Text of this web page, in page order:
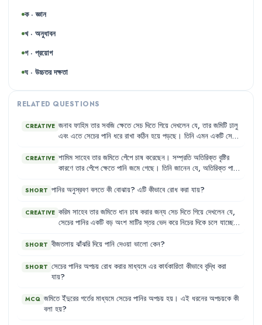
ক · জ্ঞান
খ · অনুধাবন
গ · প্রয়োগ
ঘ · উচ্চতর দক্ষতা
RELATED QUESTIONS
CREATIVE জনাব ফাহিম তার সবজি ক্ষেতে সেচ দিতে গিয়ে দেখলেন যে, তার জমিটি ঢালু
এবং এতে সেচের পানি ধরে রাখা কঠিন হয়ে পড়ছে । তিনি এমন একটি সেচ
কমাতে সাহায্য করবে।
CREATIVE শামিম সাহেব তার জমিতে পেঁপে চাষ করেছেন । সম্প্রতি অতিরিক্ত বৃষ্টির
কারণে তার পেঁপে ক্ষেতে পানি জমে গেছে । তিনি জানেন যে, অতিরিক্ত পানি
এই অতিরিক্ত পানি অপসারণের উপায় খুঁজছেন।
SHORT পানির অনুস্রবণ বলতে কী বোঝায়? এটি কীভাবে রোধ করা যায়?
CREATIVE করিম সাহেব তার জমিতে ধান চাষ করার জন্য সেচ দিতে গিয়ে দেখলেন যে,
সেচের পানির একটি বড় অংশ মাটির স্তর ভেদ করে নিচের দিকে চলে যাচ্ছে
যাচ্ছে এবং পানির অপচয় হচ্ছে। তিনি এই সমস্যা
SHORT বীজতলায় ঝাঁঝরি দিয়ে পানি দেওয়া ভালো কেন?
SHORT সেচের পানির অপচয় রোধ করার মাধ্যমে এর কার্যকারিতা কীভাবে বৃদ্ধি করা
যায়?
MCQ জমিতে ইঁদুরের গর্তের মাধ্যমে সেচের পানির অপচয় হয় । এই ধরনের অপচয়কে কী
বলা হয়?